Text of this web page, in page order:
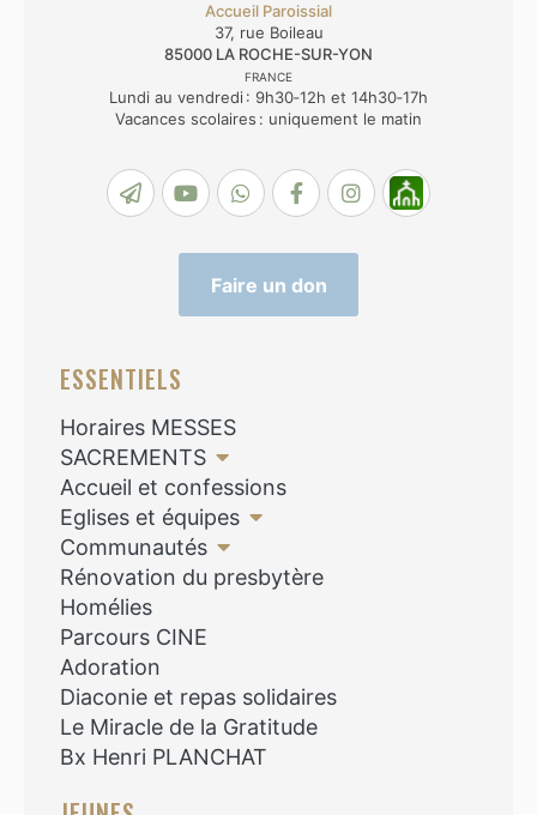
Accueil Paroissial
37, rue Boileau
85000 LA ROCHE-SUR-YON
FRANCE
Lundi au vendredi : 9h30‑12h et 14h30‑17h
Vacances scolaires : uniquement le matin
Faire un don
ESSENTIELS
Horaires MESSES
SACREMENTS
Accueil et confessions
Eglises et équipes
Communautés
Rénovation du presbytère
Homélies
Parcours CINE
Adoration
Diaconie et repas solidaires
Le Miracle de la Gratitude
Bx Henri PLANCHAT